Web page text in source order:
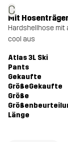
C
Mit Hosenträger
Hardshellhose mit
cool aus
Atlas 3L Ski
Pants
Gekaufte
GrößeGekaufte
Größe
Länge